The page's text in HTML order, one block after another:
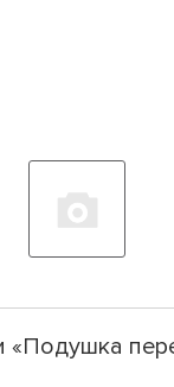
«Подушка